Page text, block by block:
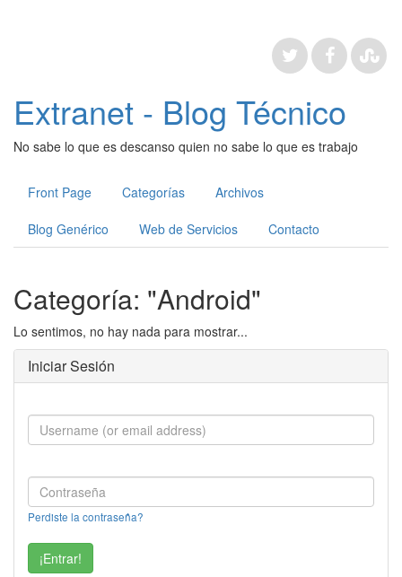
Extranet - Blog Técnico
No sabe lo que es descanso quien no sabe lo que es trabajo
Front Page Categorías Archivos
Blog Genérico Web de Servicios Contacto
Categoría: "Android"
Lo sentimos, no hay nada para mostrar...
Iniciar Sesión
Perdiste la contraseña?